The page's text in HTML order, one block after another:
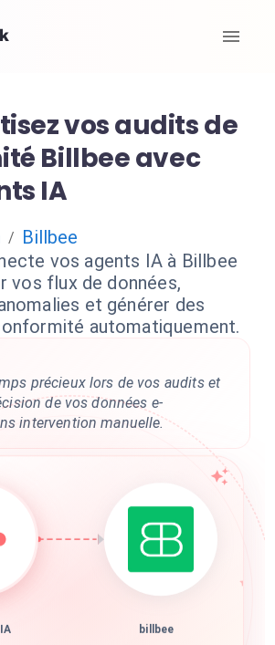
vos audits de
Billbee avec
IA
/ Billbee
vos agents IA à Billbee
vos flux de données,
et générer des
automatiquement.
précieux lors de vos audits et
de vos données e-
intervention manuelle.
billbee